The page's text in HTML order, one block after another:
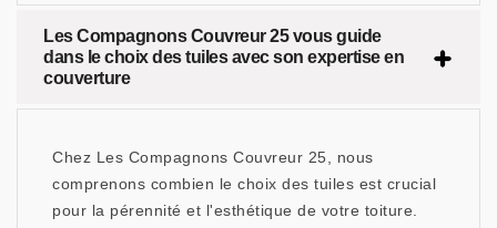
Les Compagnons Couvreur 25 vous guide
dans le choix des tuiles avec son expertise en
couverture
Chez Les Compagnons Couvreur 25, nous
comprenons combien le choix des tuiles est crucial
pour la pérennité et l'esthétique de votre toiture.